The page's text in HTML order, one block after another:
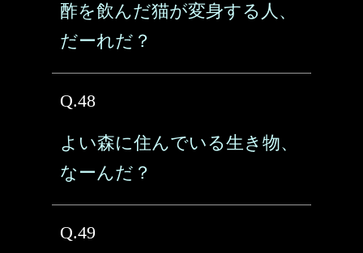
酢を飲んだ猫が変身する人、
だーれだ？
Q.48
よい森に住んでいる生き物、
なーんだ？
Q.49